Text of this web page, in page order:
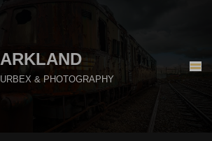
ARKLAND
URBEX & PHOTOGRAPHY